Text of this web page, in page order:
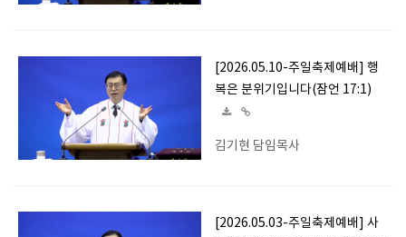
[2026.05.10-주일축제예배] 행
복은 분위기입니다(잠언 17:1)
김기현 담임목사
[2026.05.03-주일축제예배] 사